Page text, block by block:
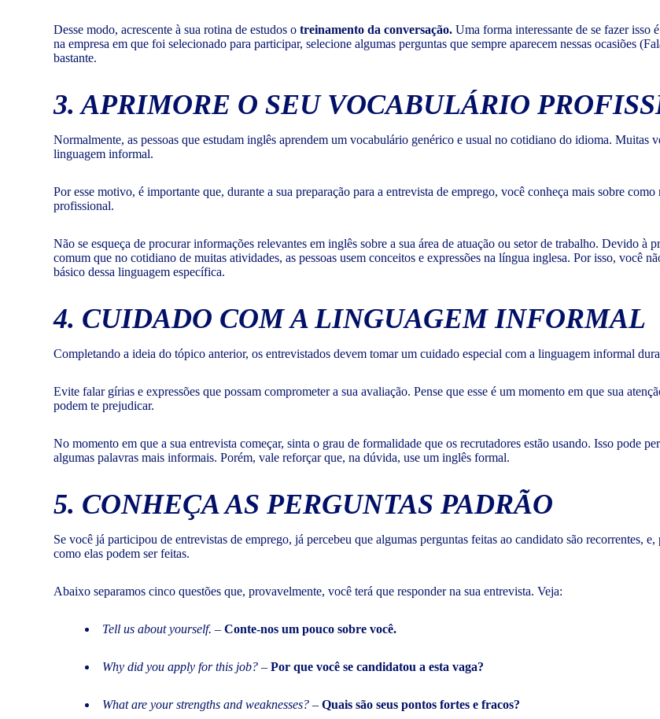
Desse modo, acrescente à sua rotina de estudos o treinamento da conversação. Uma forma interessante de se fazer isso
na empresa em que foi selecionado para participar, selecione algumas perguntas que sempre aparecem nessas ocasiões
bastante.
3. APRIMORE O SEU VOCABULÁRIO
Normalmente, as pessoas que estudam inglês aprendem um vocabulário genérico e usual no cotidiano do idioma. Muitas
linguagem informal.
Por esse motivo, é importante que, durante a sua preparação para a entrevista de emprego, você conheça mais sobre
profissional.
Não se esqueça de procurar informações relevantes em inglês sobre a sua área de atuação ou setor de trabalho. Devido à
comum que no cotidiano de muitas atividades, as pessoas usem conceitos e expressões na língua inglesa. Por isso, você
básico dessa linguagem específica.
4. CUIDADO COM A LINGUAGEM INFORMAL
Completando a ideia do tópico anterior, os entrevistados devem tomar um cuidado especial com a linguagem informal
Evite falar gírias e expressões que possam comprometer a sua avaliação. Pense que esse é um momento em que sua
podem te prejudicar.
No momento em que a sua entrevista começar, sinta o grau de formalidade que os recrutadores estão usando. Isso pode
algumas palavras mais informais. Porém, vale reforçar que, na dúvida, use um inglês formal.
5. CONHEÇA AS PERGUNTAS PADRÃO
Se você já participou de entrevistas de emprego, já percebeu que algumas perguntas feitas ao candidato são recorrentes,
como elas podem ser feitas.
Abaixo separamos cinco questões que, provavelmente, você terá que responder na sua entrevista. Veja:
Tell us about yourself. – Conte-nos um pouco sobre você.
Why did you apply for this job? – Por que você se candidatou a esta vaga?
What are your strengths and weaknesses? – Quais são seus pontos fortes e fracos?